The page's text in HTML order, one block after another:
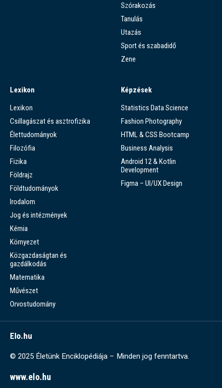
Szórakozás
Tanulás
Utazás
Sport és szabadidő
Zene
Lexikon
Lexikon
Csillagászat és asztrofizika
Élettudományok
Filozófia
Fizika
Földrajz
Földtudományok
Irodalom
Jog és intézmények
Kémia
Környezet
Közgazdaságtan és
gazdálkodás
Matematika
Művészet
Orvostudomány
Képzések
Statistics Data Science
Fashion Photography
HTML & CSS Bootcamp
Business Analysis
Android 12 & Kotlin
Development
Figma – UI/UX Design
Elo.hu
© 2025 Életünk Enciklopédiája – Minden jog fenntartva.
www.elo.hu